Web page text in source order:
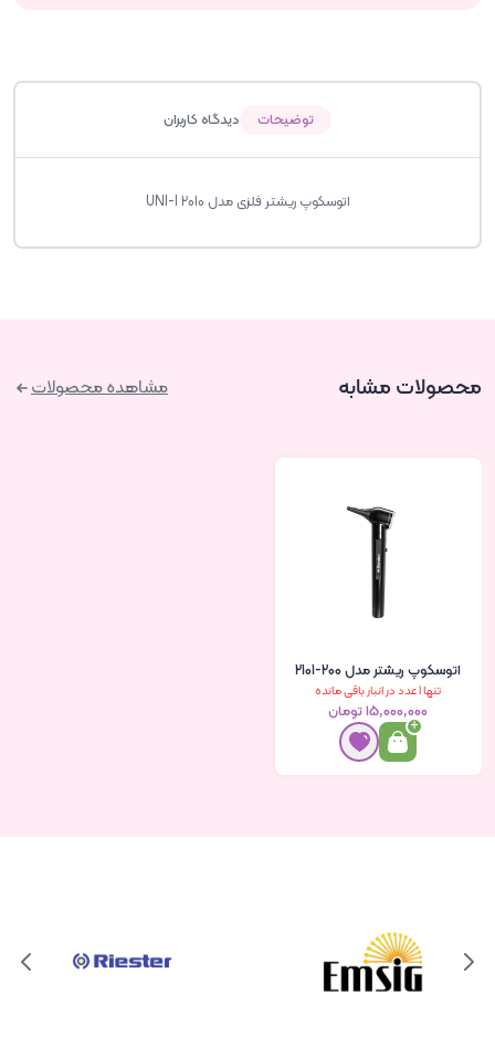
توضیحات دیدگاه کاربران
اتوسکوپ ریشتر فلزی مدل UNI-I 2010
محصولات مشابه مشاهده محصولات
اتوسکوپ ریشتر مدل 200-2101
تنها 1 عدد در انبار باقی مانده
۱۵٬۰۰۰٬۰۰۰ تومان